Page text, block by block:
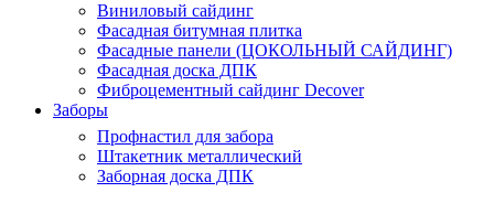
Виниловый сайдинг
Фасадная битумная плитка
Фасадные панели (ЦОКОЛЬНЫЙ САЙДИНГ)
Фасадная доска ДПК
Фиброцементный сайдинг Decover
Заборы
Профнастил для забора
Штакетник металлический
Заборная доска ДПК